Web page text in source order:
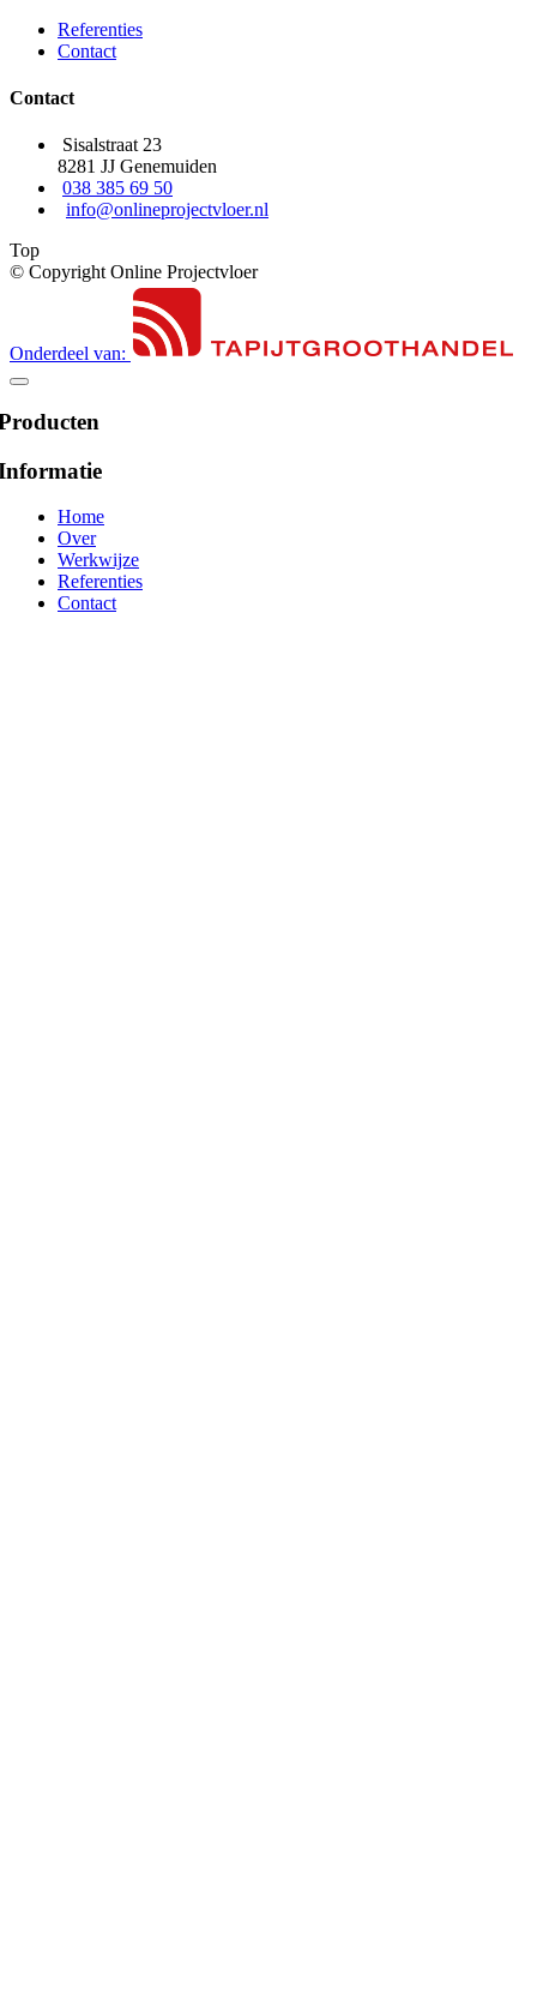
Referenties
Contact
Contact
Sisalstraat 23
8281 JJ Genemuiden
038 385 69 50
info@onlineprojectvloer.nl
Top
© Copyright Online Projectvloer
Onderdeel van:
Home
Over
Werkwijze
Referenties
Contact